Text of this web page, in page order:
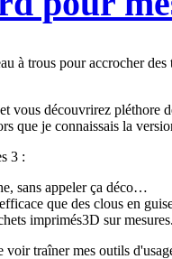
à trous pour accrocher
vous découvrirez pléthore
que je connaissais la
3 :
sans appeler ça déco…
que des clous en
imprimés3D sur mesures.
voir traîner mes outils